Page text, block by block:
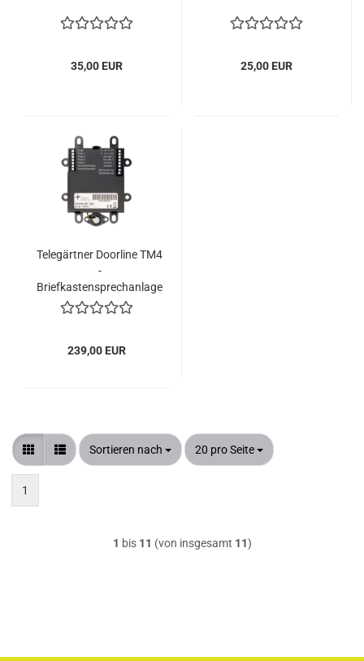
35,00 EUR 25,00 EUR
Telegärtner Doorline TM4
-
Briefkastensprechanlage
239,00 EUR
Sortieren nach
Sortieren nach 20 pro Seite
pro Seite
1
1 bis 11 (von insgesamt 11)